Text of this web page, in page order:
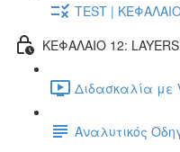
TEST |
ΚΕΦΑΛΑΙΟ 12: LAYERS
Διδασκαλία με
Αναλυτικός